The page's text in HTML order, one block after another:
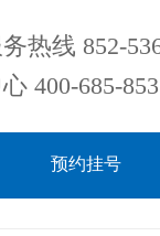
热线 852-
400-685-
预约挂号